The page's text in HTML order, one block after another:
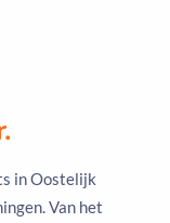
in Oostelijk
Van het